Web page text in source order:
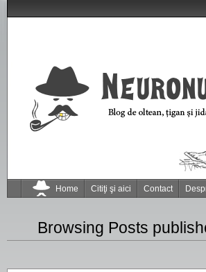
Home Citiţi şi aici Contact
Browsing Posts